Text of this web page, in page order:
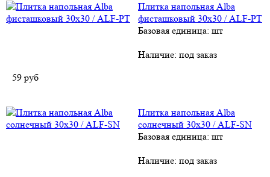
Плитка напольная Alba
фисташковый 30х30 / ALF-PT
Базовая единица: шт
Наличие: под заказ
59 руб
Плитка напольная Alba
солнечный 30х30 / ALF-SN
Базовая единица: шт
Наличие: под заказ